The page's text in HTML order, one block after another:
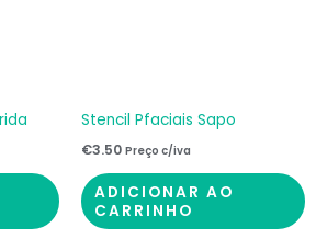
Stencil Pfaciais Sapo
€3.50 Preço c/iva
ADICIONAR AO
CARRINHO